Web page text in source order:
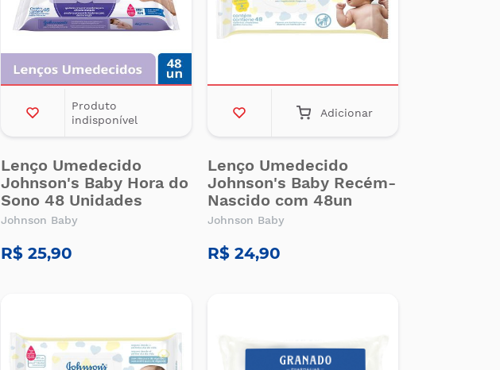
Produto
indisponível
Lenço Umedecido
Johnson's Baby Hora do
Sono 48 Unidades
Johnson Baby
R$ 25,90
Adicionar
Lenço Umedecido
Johnson's Baby Recém-
Nascido com 48un
Johnson Baby
R$ 24,90